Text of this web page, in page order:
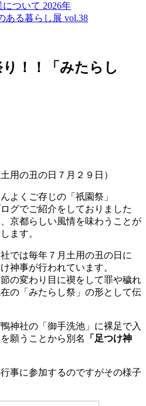
ついて 2026年
ある暮らし展 vol.38
！！「みたらし
用の丑の日７月２９日）
よくご存じの「祇園祭」
グでご紹介をしておりました
京都らしい風情を味わうことが
ます。
では毎年７月土用の丑の日に
神事が行われています。
の変わり目に禊をして罪や穢れ
の「みたらし祭」の形として伝
神社の「御手洗池」に裸足で入
願うことから別名
「足つけ神
事に参加するのですがその様子